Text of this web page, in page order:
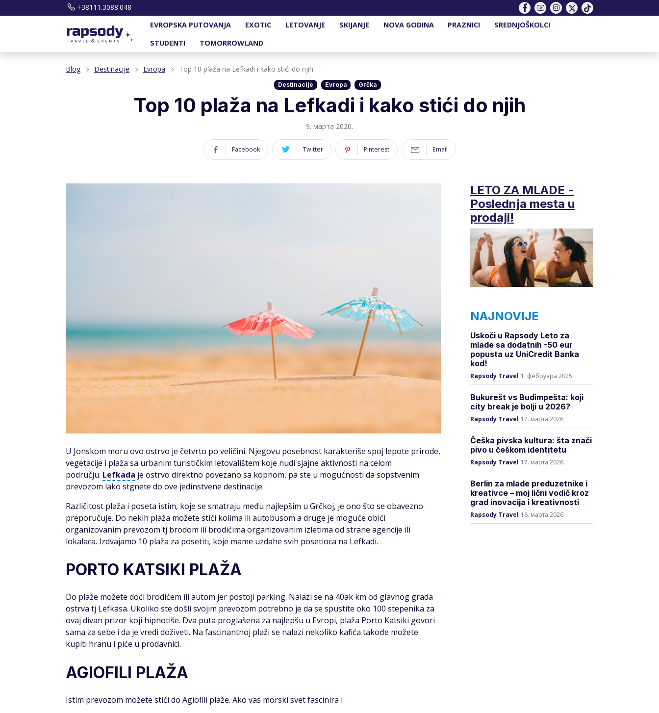
+38111.3088.048
EVROPSKA PUTOVANJA
EXOTIC LETOVANJE SKIJANJE NOVA GODINA PRAZNICI
SREDNJOŠKOLCI
STUDENTI
TOMORROWLAND
Blog Destinacije Evropa Top 10 plaža na Lefkadi i kako stići do njih
Destinacije Evropa Grčka
Top 10 plaža na Lefkadi i kako stići do njih
9. марта 2020.
Facebook Twitter Pinterest Email
U Jonskom moru ovo ostrvo je četvrto po veličini. Njegovu posebnost karakteriše spoj lepote prirode,
vegetacije i plaža sa urbanim turističkim letovalištem koje nudi sjajne aktivnosti na celom
području. Lefkada je ostrvo direktno povezano sa kopnom, pa ste u mogućnosti da sopstvenim
prevozom lako stgnete do ove jedinstvene destinacije.
Različitost plaža i poseta istim, koje se smatraju među najlepšim u Grčkoj, je ono što se obavezno
preporučuje. Do nekih plaža možete stići kolima ili autobusom a druge je moguće obići
organizovanim prevozom tj brodom ili brodićima organizovanim izletima od strane agencije ili
lokalaca. Izdvajamo 10 plaža za posetiti, koje mame uzdahe svih posetioca na Lefkadi.
PORTO KATSIKI PLAŽA
Do plaže možete doći brodićem ili autom jer postoji parking. Nalazi se na 40ak km od glavnog grada
ostrva tj Lefkasa. Ukoliko ste došli svojim prevozom potrebno je da se spustite oko 100 stepenika za
ovaj divan prizor koji hipnotiše. Dva puta proglašena za najlepšu u Evropi, plaža Porto Katsiki govori
sama za sebe i da je vredi doživeti. Na fascinantnoj plaži se nalazi nekoliko kafića takođe možete
kupiti hranu i piće u prodavnici.
AGIOFILI PLAŽA
Istim prevozom možete stići do Agiofili plaže. Ako vas morski svet fascinira i
LETO ZA MLADE -
Poslednja mesta u
prodaji!
NAJNOVIJE
Uskoči u Rapsody Leto za
mlade sa dodatnih -50 eur
popusta uz UniCredit Banka
kod!
Rapsody Travel 1. фебруара 2025.
Bukurešt vs Budimpešta: koji
city break je bolji u 2026?
Rapsody Travel 17. марта 2026.
Češka pivska kultura: šta znači
pivo u češkom identitetu
Rapsody Travel 17. марта 2026.
Berlin za mlade preduzetnike i
kreativce – moj lični vodič kroz
grad inovacija i kreativnosti
Rapsody Travel 16. марта 2026.